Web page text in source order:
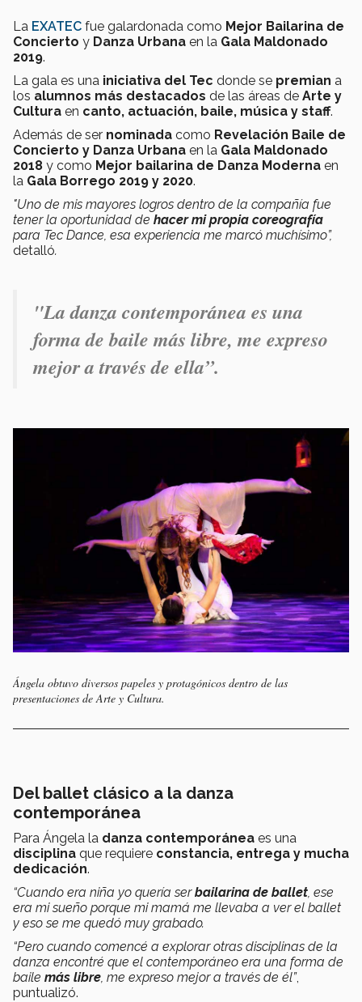
La EXATEC fue galardonada como Mejor Bailarina de
Concierto y Danza Urbana en la Gala Maldonado
2019.
La gala es una iniciativa del Tec donde se premian a
los alumnos más destacados de las áreas de Arte y
Cultura en canto, actuación, baile, música y staff.
Además de ser nominada como Revelación Baile de
Concierto y Danza Urbana en la Gala Maldonado
2018 y como Mejor bailarina de Danza Moderna en
la Gala Borrego 2019 y 2020.
"Uno de mis mayores logros dentro de la compañía fue
tener la oportunidad de hacer mi propia coreografía
para Tec Dance, esa experiencia me marcó muchísimo”,
detalló.
"La danza contemporánea es una
forma de baile más libre, me expreso
mejor a través de ella”.
Ángela obtuvo diversos papeles y protagónicos dentro de las
presentaciones de Arte y Cultura.
Del ballet clásico a la danza
contemporánea
Para Ángela la danza contemporánea es una
disciplina que requiere constancia, entrega y mucha
dedicación.
“Cuando era niña yo quería serbailarina de ballet, ese
era mi sueño porque mi mamá me llevaba a ver el ballet
y eso se me quedó muy grabado.
“Pero cuando comencé a explorar otras disciplinas de la
danza encontré que el contemporáneo era una forma de
baile más libre, me expreso mejor a través de él”,
puntualizó.